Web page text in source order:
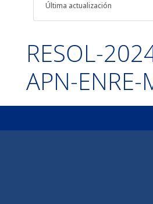
Última actualización
RESOL-
APN-ENRE-